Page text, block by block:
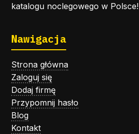
katalogu noclegowego w Polsce!
Nawigacja
Strona główna
Zaloguj się
Dodaj firmę
Przypomnij hasło
Blog
Kontakt